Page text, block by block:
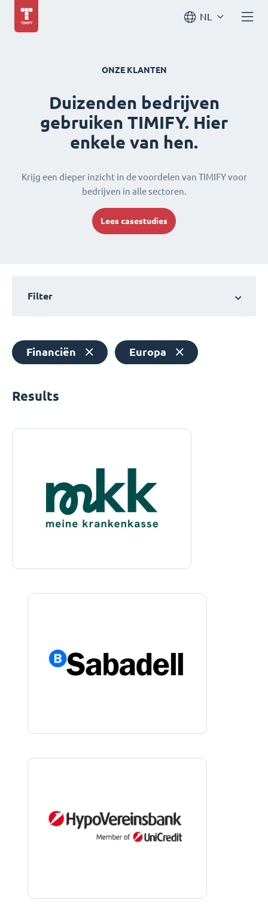
NL
ONZE KLANTEN
Duizenden bedrijven
gebruiken TIMIFY. Hier
enkele van hen.
Krijg een dieper inzicht in de voordelen van TIMIFY voor
bedrijven in alle sectoren.
Lees casestudies
Filter
Financiën Europa
Results